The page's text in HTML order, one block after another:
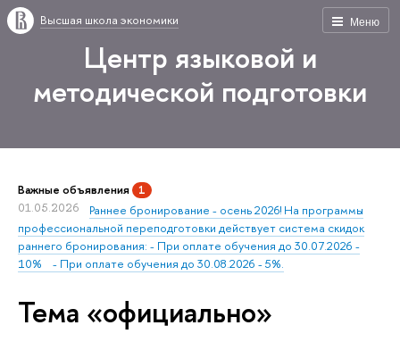
Меню
Высшая школа экономики
Центр языковой и
методической подготовки
Важные объявления 1
01.05.2026
Раннее бронирование - осень 2026! На программы
профессиональной переподготовки действует система скидок
раннего бронирования: - При оплате обучения до 30.07.2026 -
10% - При оплате обучения до 30.08.2026 - 5%.
Тема «официально»